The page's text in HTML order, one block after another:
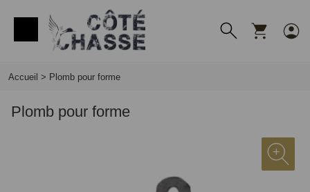
Accueil > Plomb pour forme
Plomb pour forme